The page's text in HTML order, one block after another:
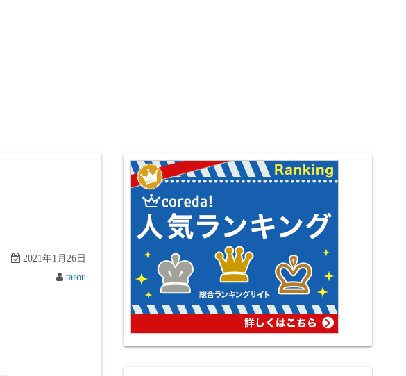
2021年1月26日
tarou